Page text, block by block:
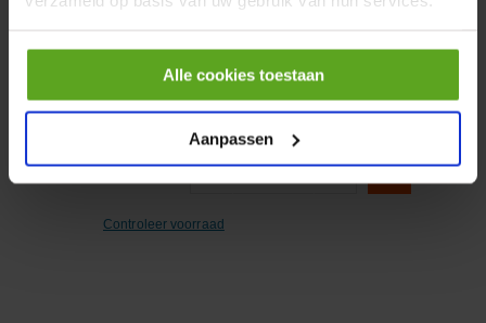
Alle cookies toestaan
Aanpassen
− Aantal +
Controleer voorraad